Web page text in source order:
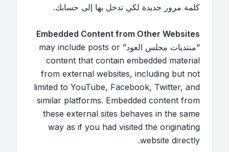
كلمة مرور جديدة لكي تدخل بها إلى حسابك.
Embedded Content from Other Websites
“منتديات مجلس العود” may include posts or
content that contain embedded material
from external websites, including but not
limited to YouTube, Facebook, Twitter, and
similar platforms. Embedded content from
these external sites behaves in the same
way as if you had visited the originating
website directly.